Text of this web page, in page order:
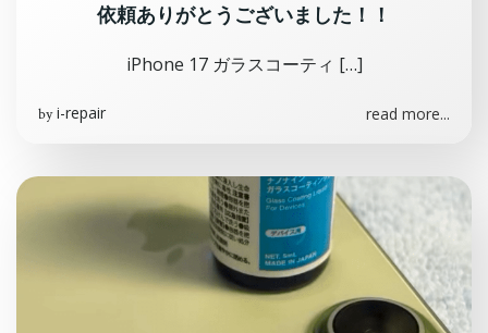
依頼ありがとうございました！！
iPhone 17 ガラスコーティ […]
by i-repair read more...